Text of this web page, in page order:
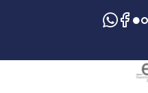
sociales JCCM